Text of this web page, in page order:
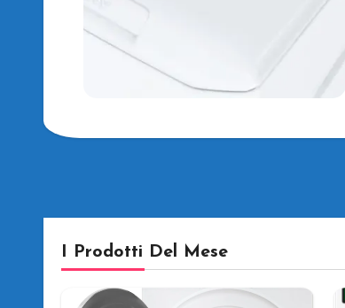
I Prodotti Del Mese